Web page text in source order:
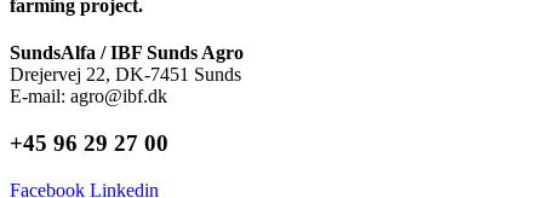
farming project.
SundsAlfa / IBF Sunds Agro
Drejervej 22, DK-7451 Sunds
E-mail: agro@ibf.dk
+45 96 29 27 00
Facebook Linkedin